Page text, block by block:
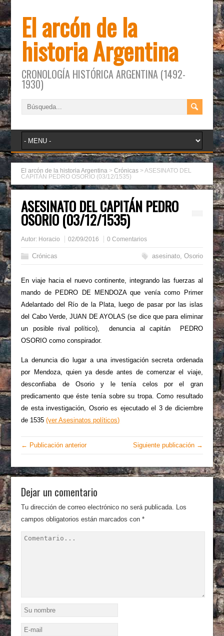
El arcón de la
historia Argentina
CRONOLOGÍA HISTÓRICA ARGENTINA (1492-
1930)
El arcón de la historia Argentina >Crónicas >ASESINATO DEL
CAPITÁN PEDRO OSORIO (03/12/1535)
ASESINATO DEL CAPITÁN PEDRO
OSORIO (03/12/1535)
Autor: Horacio 02/09/2016 0 Comentarios
Crónicas asesinato, Osorio
En viaje hacia el nuevo continente, integrando las fuerzas al
mando de PEDRO DE MENDOZA que venía como Primer
Adelantado del Río de la Plata, luego de pasar por las islas
del Cabo Verde, JUAN DE AYOLAS (se dice que para eliminar
un posible rival político), denuncia al capitán PEDRO
OSORIO como conspirador.
La denuncia dio lugar a una investigación secreta ordenada
por Mendoza, quien ya desde antes de comenzar el viaje,
desconfiaba de Osorio y le tenía celos por el gran
predicamento que éste tenía sobre su tropa. Como resultado
de esta investigación, Osorio es ejecutado el 3 de diciembre
de 1535(ver Asesinatos políticos)
← Publicación anterior Siguiente publicación →
Dejar un comentario
Tu dirección de correo electrónico no será publicada. Los
campos obligatorios están marcados con*